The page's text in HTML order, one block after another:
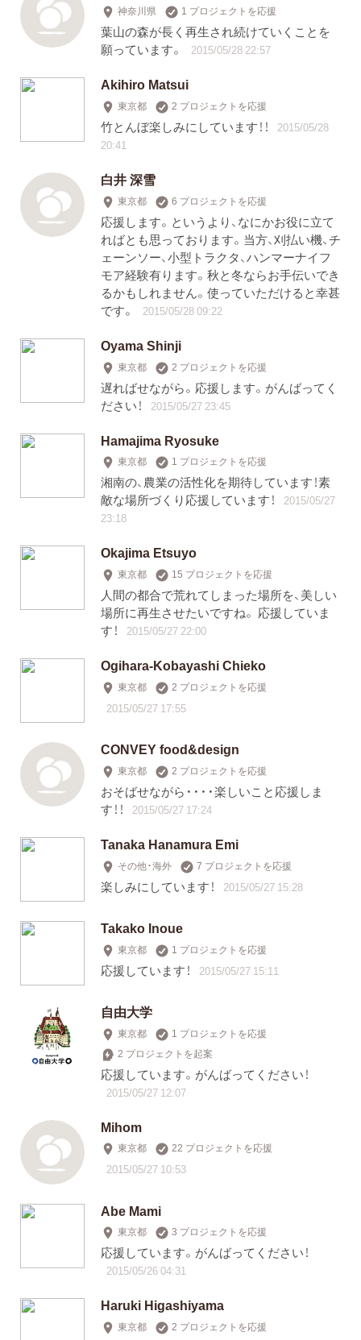
神奈川県 1 プロジェクトを応援
葉山の森が長く再生され続けていくことを
願っています。
2015/05/28 22:57
Akihiro Matsui
東京都 2 プロジェクトを応援
竹とんぼ楽しみにしています！！
2015/05/28
20:41
白井 深雪
東京都 6 プロジェクトを応援
応援します。というより、なにかお役に立て
ればとも思っております。当方、刈払い機、チ
ェーンソー、小型トラクタ、ハンマーナイフ
モア経験有ります。秋と冬ならお手伝いでき
るかもしれません。使っていただけると幸甚
です。
2015/05/28 09:22
Oyama Shinji
東京都 2 プロジェクトを応援
遅ればせながら。応援します。がんばってく
ださい！
2015/05/27 23:45
Hamajima Ryosuke
東京都 1 プロジェクトを応援
湘南の、農業の活性化を期待しています！素
敵な場所づくり応援しています！
2015/05/27
23:18
Okajima Etsuyo
東京都 15 プロジェクトを応援
人間の都合で荒れてしまった場所を、美しい
場所に再生させたいですね。 応援していま
す！
2015/05/27 22:00
Ogihara-Kobayashi Chieko
東京都 2 プロジェクトを応援
2015/05/27 17:55
CONVEY food&design
東京都 2 プロジェクトを応援
おそばせながら・・・・楽しいこと応援しま
す！！
2015/05/27 17:24
Tanaka Hanamura Emi
その他・海外 7 プロジェクトを応援
楽しみにしています！ 2015/05/27 15:28
Takako Inoue
東京都 1 プロジェクトを応援
応援しています！ 2015/05/27 15:11
自由大学
東京都
1 プロジェクトを応援
2 プロジェクトを起案
応援しています。がんばってください！
2015/05/27 12:07
Mihom
東京都 22 プロジェクトを応援
2015/05/27 10:53
Abe Mami
東京都 3 プロジェクトを応援
応援しています。がんばってください！
2015/05/26 04:31
Haruki Higashiyama
東京都 2 プロジェクトを応援